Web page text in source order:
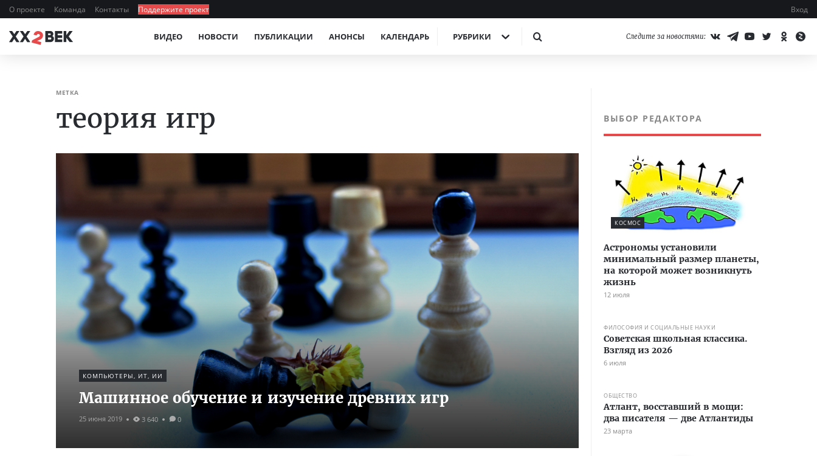
О проекте Команда Контакты Поддержите проект Вход
ВИДЕО НОВОСТИ ПУБЛИКАЦИИ АНОНСЫ КАЛЕНДАРЬ РУБРИКИ Следите за новостями:
МЕТКА
теория игр
КОМПЬЮТЕРЫ, ИТ, ИИ
Машинное обучение и изучение древних игр
25 июня 2019 3 640 0
ВЫБОР РЕДАКТОРА
КОСМОС
Астрономы установили
минимальный размер планеты,
на которой может возникнуть
жизнь
12 июля
ФИЛОСОФИЯ И СОЦИАЛЬНЫЕ НАУКИ
Советская школьная классика.
Взгляд из 2026
6 июля
ОБЩЕСТВО
Атлант, восставший в мощи:
два писателя — две Атлантиды
23 марта